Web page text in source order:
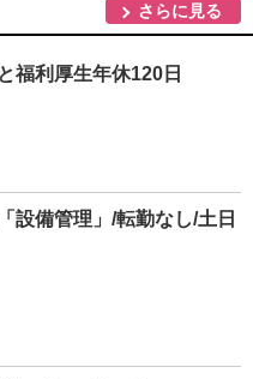
さらに見る
福利厚生年休120日
設備管理」/転勤なし/土日